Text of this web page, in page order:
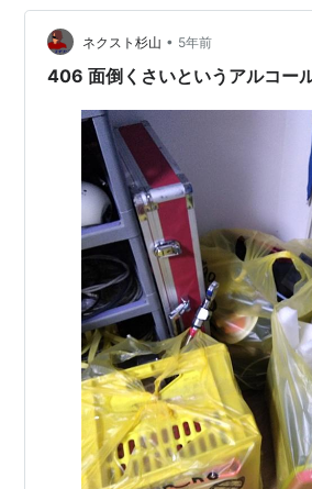
中いっぱいベッドの 上で2度寝3度寝
いけないことやってみたいことが 全
ストレスが溜…
ネクスト杉山 • 5年前
406 面倒くさいというアルコー